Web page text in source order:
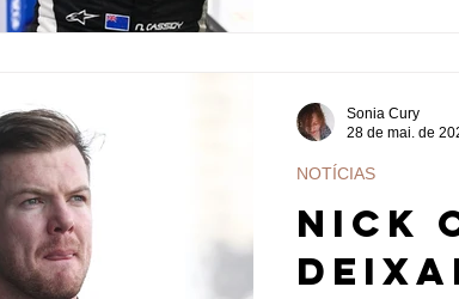
Nick
NOTÍCIAS
Sonia Cury
28 de mai. de